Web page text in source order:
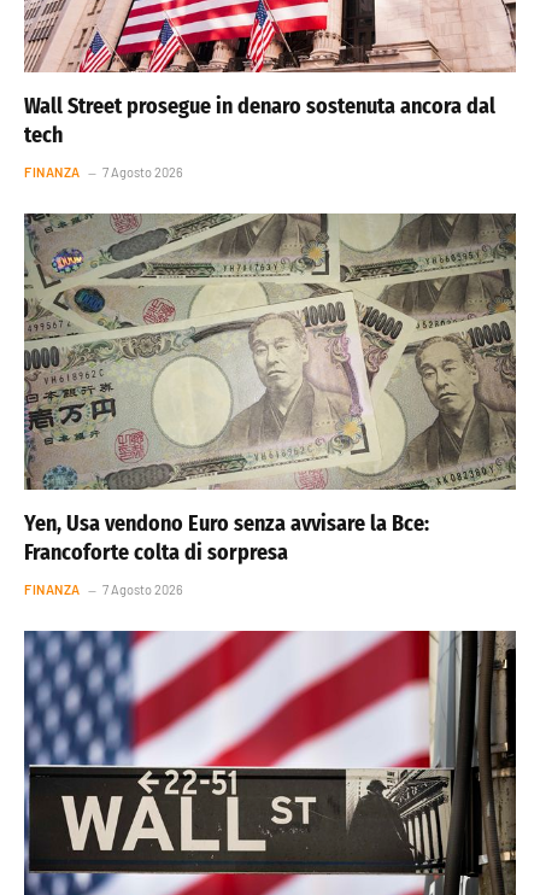
Wall Street prosegue in denaro sostenuta ancora dal
tech
FINANZA 7 Agosto 2026
Yen, Usa vendono Euro senza avvisare la Bce:
Francoforte colta di sorpresa
FINANZA 7 Agosto 2026